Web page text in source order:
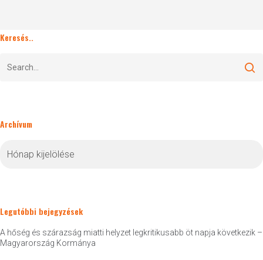
Keresés..
Archívum
Legutóbbi bejegyzések
A hőség és szárazság miatti helyzet legkritikusabb öt napja következik –
Magyarország Kormánya